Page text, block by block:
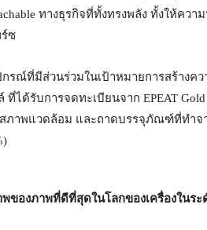
ทางธุรกิจที่ทั้งทรงพลัง ทั้งให้คว
ร์ซ
รณ์ที่มีส่วนร่วมในเป้าหมายการสร้างคว
ล์ ที่ได้รับการจดทะเบียนจาก EPEAT
ภาพแวดล้อม และถาดบรรจุภัณฑ์ที่ทำจ
ของภาพที่ดีที่สุดในโลกของเครื่องในระ